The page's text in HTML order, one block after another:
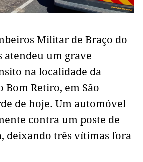
Militar de Braço do
atendeu um grave
na localidade da
Retiro, em São
de hoje. Um automóvel
contra um poste de
deixando três vítimas fora